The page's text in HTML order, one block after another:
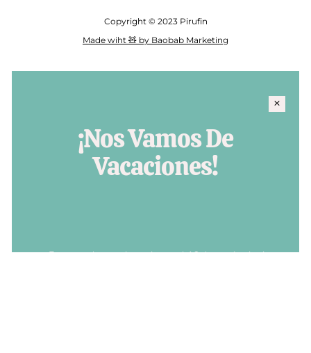
Copyright © 2023 Pirufin
Made wiht 🧸 by Baobab Marketing
¡Nos Vamos De
Vacaciones!
¡Estamos de vacaciones hasta el 16 de septiembre!